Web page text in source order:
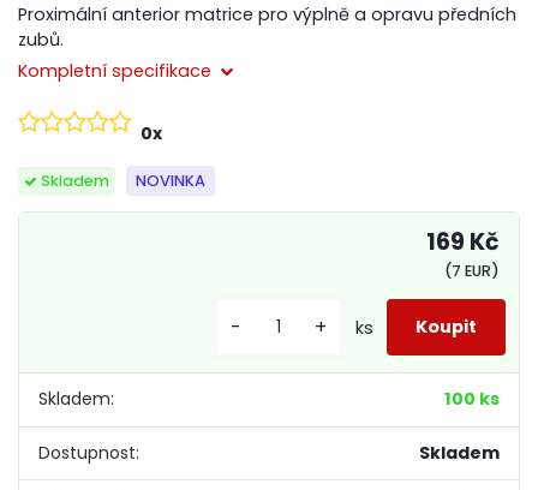
Proximální anterior matrice pro výplně a opravu předních
zubů.
Kompletní specifikace
Skladem NOVINKA
0x
Skladem: 100 ks
Dostupnost: Skladem
169 Kč
(7 EUR)
- + ks